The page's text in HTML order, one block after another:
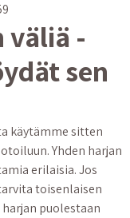
väliä -
sen
käytämme sitten
Yhden harjan
erilaisia. Jos
toisenlaisen
puolestaan